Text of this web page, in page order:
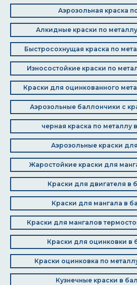
Аэрозольная краска
Алкидные краски по
Быстросохнущая краска по
Износостойкие краски по
Краски для оцинкованного
Аэрозольные баллончики с
черная краска по металлу
Аэрозольные краски
Жаростойкие краски для
Краски для двигателя в
Краски для мангала в
Краски для мангалов
Краски для оцинковки в
Краски оцинковка по
Кузнечные краски в